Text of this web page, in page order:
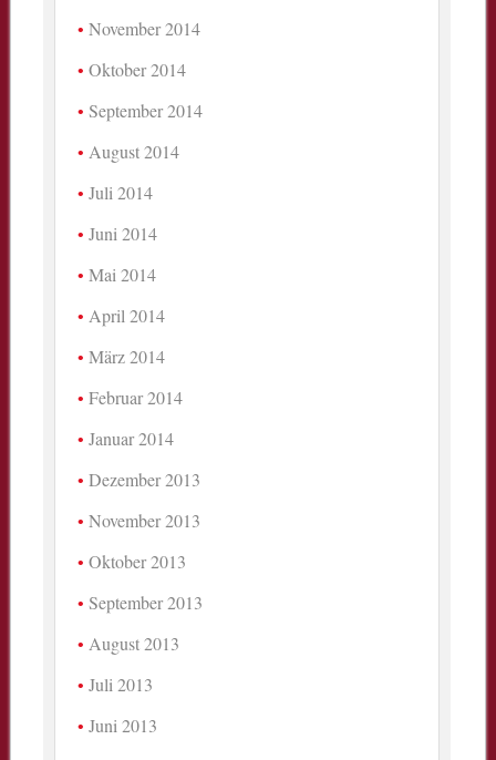
November 2014
Oktober 2014
September 2014
August 2014
Juli 2014
Juni 2014
Mai 2014
April 2014
März 2014
Februar 2014
Januar 2014
Dezember 2013
November 2013
Oktober 2013
September 2013
August 2013
Juli 2013
Juni 2013